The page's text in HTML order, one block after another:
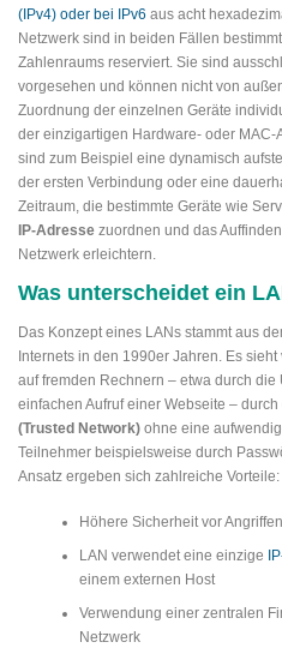
(IPv4) oder bei IPv6 aus acht
Netzwerk sind in beiden Fällen
Zahlenraums reserviert. Sie sind
vorgesehen und können nicht von
Zuordnung der einzelnen Geräte
der einzigartigen Hardware- oder
sind zum Beispiel eine dynamisch
der ersten Verbindung oder eine
Zeitraum, die bestimmte Geräte wie
IP-Adresse zuordnen und das
Netzwerk erleichtern.
Was unterscheidet ein
Das Konzept eines LANs stammt aus
Internets in den 1990er Jahren. Es
auf fremden Rechnern – etwa durch
einfachen Aufruf einer Webseite – durch
(Trusted Network) ohne eine
Teilnehmer beispielsweise durch
Ansatz ergeben sich zahlreiche Vorteile:
Höhere Sicherheit vor
LAN verwendet eine einzige
einem externen Host
Verwendung einer zentralen
Netzwerk